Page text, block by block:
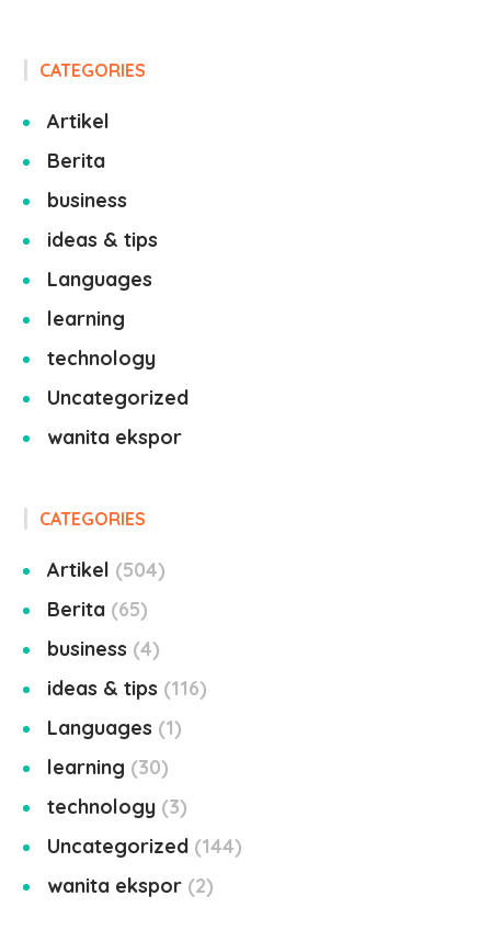
CATEGORIES
Artikel
Berita
business
ideas & tips
Languages
learning
technology
Uncategorized
wanita ekspor
CATEGORIES
Artikel
504
Berita 65
business 4
ideas & tips
116
Languages
1
learning
30
technology 3
Uncategorized 144
wanita ekspor 2